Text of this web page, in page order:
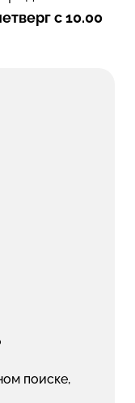
с 10.00
поиске,